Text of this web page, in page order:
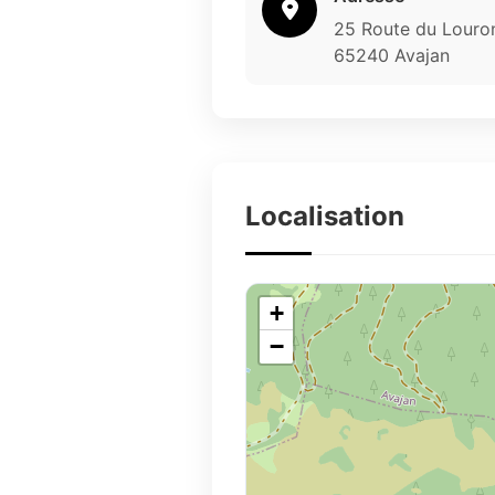
25 Route du
65240 Avajan
Localisation
+
−